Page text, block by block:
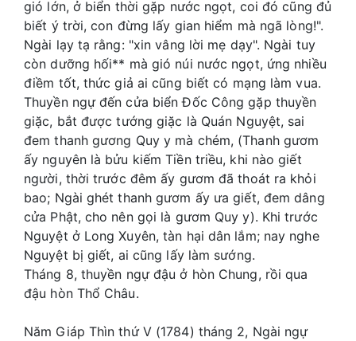
gió lớn, ở biển thời gặp nước ngọt, coi đó cũng đủ
biết ý trời, con đừng lấy gian hiểm mà ngã lòng!".
Ngài lạy tạ rằng: "xin vâng lời mẹ dạy". Ngài tuy
còn dưỡng hối** mà gió núi nước ngọt, ứng nhiều
điềm tốt, thức giả ai cũng biết có mạng làm vua.
Thuyền ngự đến cửa biển Đốc Công gặp thuyền
giặc, bắt được tướng giặc là Quán Nguyệt, sai
đem thanh gương Quy y mà chém, (Thanh gươm
ấy nguyên là bửu kiếm Tiền triều, khi nào giết
người, thời trước đêm ấy gươm đã thoát ra khỏi
bao; Ngài ghét thanh gươm ấy ưa giết, đem dâng
cửa Phật, cho nên gọi là gươm Quy y). Khi trước
Nguyệt ở Long Xuyên, tàn hại dân lắm; nay nghe
Nguyệt bị giết, ai cũng lấy làm sướng.
Tháng 8, thuyền ngự đậu ở hòn Chung, rồi qua
đậu hòn Thổ Châu.
Năm Giáp Thìn thứ V (1784) tháng 2, Ngài ngự